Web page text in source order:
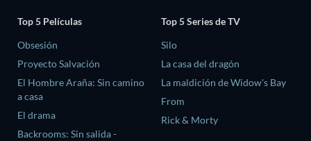
Top 5 Películas
Obsesión
Proyecto Salvación
El Hombre Araña: Sin camino
a casa
El drama
Backrooms: Sin salida -
Top 5 Series de TV
Silo
La casa del dragón
La maldición de Widow's Bay
From
Rick & Morty